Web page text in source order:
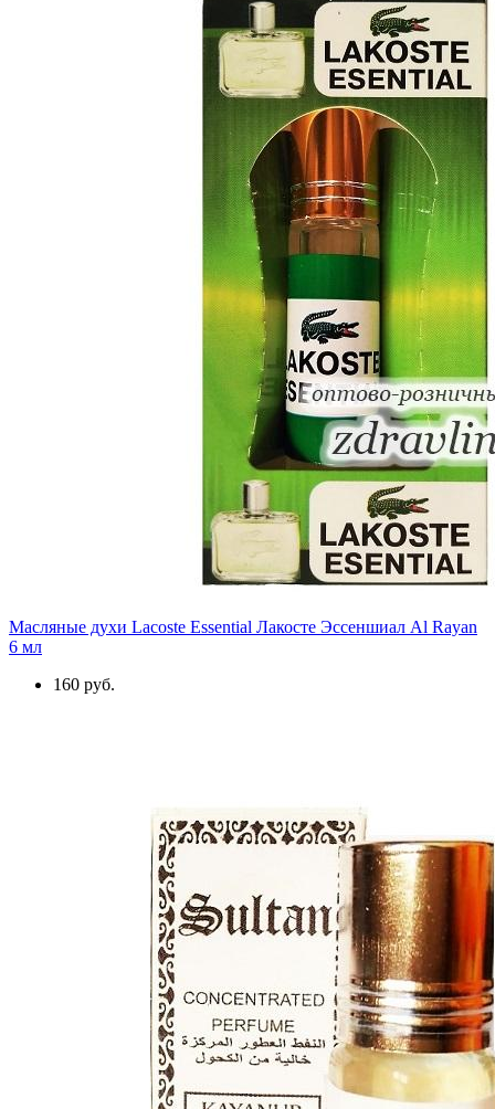
Масляные духи Lacoste Essential Лакосте Эссеншиал Al Rayan
6 мл
160 руб.